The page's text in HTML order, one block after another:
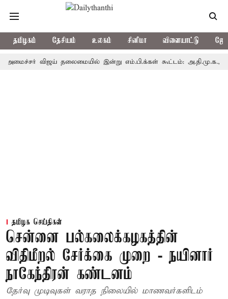
தமிழகம் தேசியம் உலகம் சினிமா விளையாட்டு
விஜய் தலைமையில் இன்று எம்.பி.க்கள் கூட்டம்: அ.தி.மு.க.,
தமிழக செய்திகள்
சென்னை பல்கலைக்கழகத்தின்
விதிமீறல் சேர்க்கை முறை - நயினார்
நாகேந்திரன் கண்டனம்
தேர்வு முடிவுகள் வராத நிலையில் மாணவர்களிடம்